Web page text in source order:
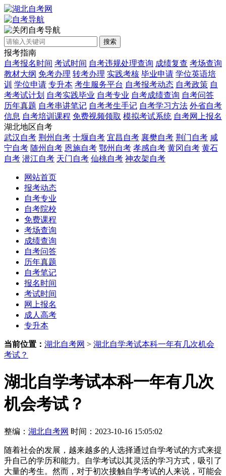
自考导航
搜索
报考指南
自考报名时间 考试时间 自考违规处理查询 成绩复查 考场查询
教材大纲 免考办理 转考办理 实践考核 毕业申请 学位英语培
训 学位申请 专升本 考生服务平台 自考报考动态 自考政策 自
考考试计划 自考实践毕业 自考专业 自考成绩查询 自考问答
历年真题 自考串讲笔记 自考考生手记 自考学习方法 外省自考
信息 自考培训课程 免费视频领取 模拟考试系统 自考网上报名
湖北地区自考
武汉自考 荆州自考 十堰自考 宜昌自考 襄樊自考 荆门自考 咸
宁自考 随州自考 恩施自考 鄂州自考 孝感自考 黄冈自考 黄石
自考 潜江自考 天门自考 仙桃自考 神农架自考
网站首页
报考动态
自考专业
自考院校
免费课程
考场查询
成绩查询
自考问答
历年真题
自考笔记
报名时间
考试时间
网上报名
成人高考
专升本
当前位置： 湖北自考网 > 湖北自学考试本科一年有几次机会
考试？
湖北自学考试本科一年有几次
机会考试？
整编： 湖北自考网 时间：2023-10-16 15:05:02
随着社会的发展，越来越多的人选择通过自学考试的方式来提
升自己的学历和能力。自学考试以其灵活的学习方式，吸引了
大量的考生。然而，对于初次接触自学考试的人来说，可能会